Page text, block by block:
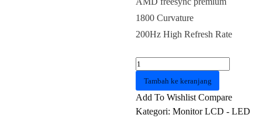
1800 Curvature
200Hz High Refresh Rate
Kuantitas
Monitor
Gaming
Tambah ke keranjang
Add To Wishlist Compare
Kategori:Monitor LCD - LED